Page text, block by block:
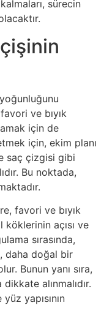
sürecin
ve bıyık
için de
için, ekim planı
saç çizgisi gibi
Bu noktada,
favori ve bıyık
açısı ve
sırasında,
daha doğal bir
Bunun yanı sıra,
alınmalıdır.
yapısının